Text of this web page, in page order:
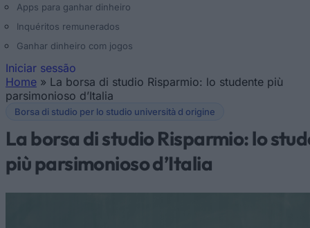
Apps para ganhar dinheiro
Inquéritos remunerados
Ganhar dinheiro com jogos
Iniciar sessão
Está aqui
Home » La borsa di studio Risparmio: lo studente più
parsimonioso d’Italia
Borsa di studio per lo studio università d origine
La borsa di studio Risparmio: lo
più parsimonioso d’Italia